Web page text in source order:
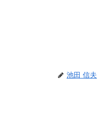
池田 信夫